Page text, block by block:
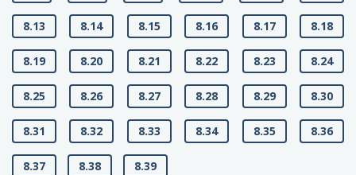
8.13 8.14 8.15 8.16 8.17 8.18
8.19 8.20 8.21 8.22 8.23 8.24
8.25 8.26 8.27 8.28 8.29 8.30
8.31 8.32 8.33 8.34 8.35 8.36
8.37 8.38
8.39